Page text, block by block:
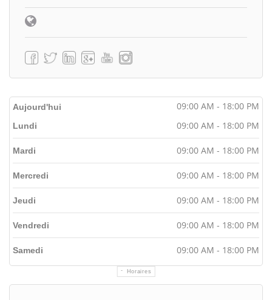
Aujourd'hui 09:00 AM - 18:00 PM
Horaires
Lundi 09:00 AM - 18:00 PM
Mardi 09:00 AM - 18:00 PM
Mercredi 09:00 AM - 18:00 PM
Jeudi 09:00 AM - 18:00 PM
Vendredi 09:00 AM - 18:00 PM
Samedi 09:00 AM - 18:00 PM